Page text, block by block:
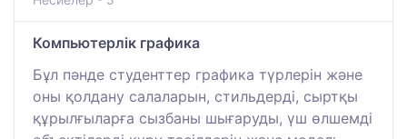
Компьютерлік графика
Бұл пәнде студенттер графика түрлерін және
оны қолдану салаларын, стильдерді, сыртқы
құрылғыларға сызбаны шығаруды, үш өлшемді